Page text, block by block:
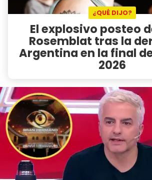
¿QUÉ DIJO?
El explosivo posteo
Rosemblat tras la
Argentina en la final
2026